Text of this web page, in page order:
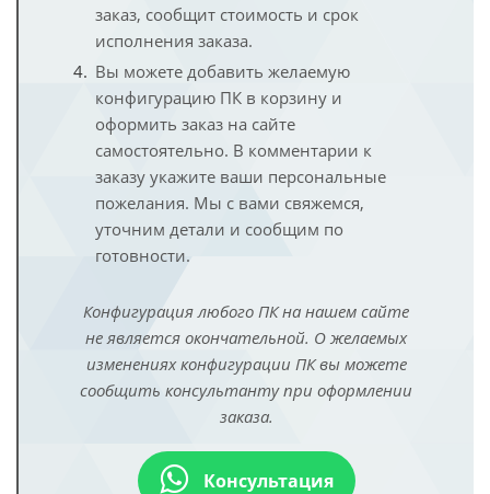
заказ, сообщит стоимость и срок
исполнения заказа.
Вы можете добавить желаемую
конфигурацию ПК в корзину и
оформить заказ на сайте
самостоятельно. В комментарии к
заказу укажите ваши персональные
пожелания. Мы с вами свяжемся,
уточним детали и сообщим по
готовности.
Конфигурация любого ПК на нашем сайте
не является окончательной. О желаемых
изменениях конфигурации ПК вы можете
сообщить консультанту при оформлении
заказа.
Консультация